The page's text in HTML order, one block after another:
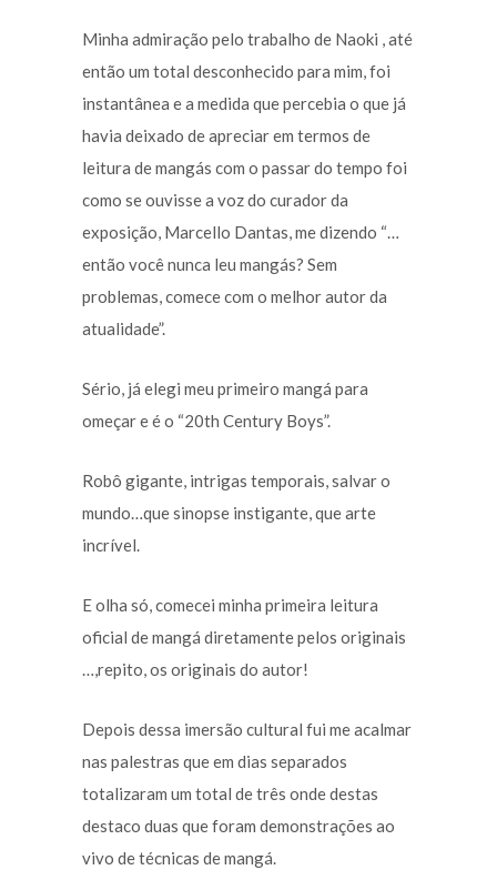
Minha admiração pelo trabalho de Naoki , até
então um total desconhecido para mim, foi
instantânea e a medida que percebia o que já
havia deixado de apreciar em termos de
leitura de mangás com o passar do tempo foi
como se ouvisse a voz do curador da
exposição, Marcello Dantas, me dizendo “…
então você nunca leu mangás? Sem
problemas, comece com o melhor autor da
atualidade”.
Sério, já elegi meu primeiro mangá para
omeçar e é o “20th Century Boys”.
Robô gigante, intrigas temporais, salvar o
mundo…que sinopse instigante, que arte
incrível.
E olha só, comecei minha primeira leitura
oficial de mangá diretamente pelos originais
…,repito, os originais do autor!
Depois dessa imersão cultural fui me acalmar
nas palestras que em dias separados
totalizaram um total de três onde destas
destaco duas que foram demonstrações ao
vivo de técnicas de mangá.